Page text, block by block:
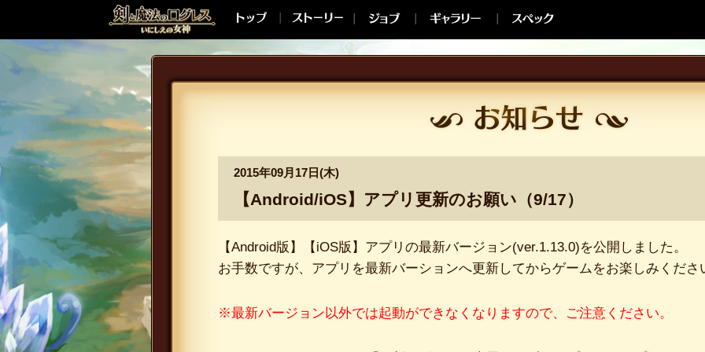
2015年09月17日(木)
【Android/iOS】アプリ更新のお願い（9/17）
【Android版】【iOS版】アプリの最新バージョン(ver.1.13.0)を公開しました。
お手数ですが、アプリを最新バーションへ更新してからゲームをお楽しみくださ
※最新バージョン以外では起動ができなくなりますので、ご注意ください。